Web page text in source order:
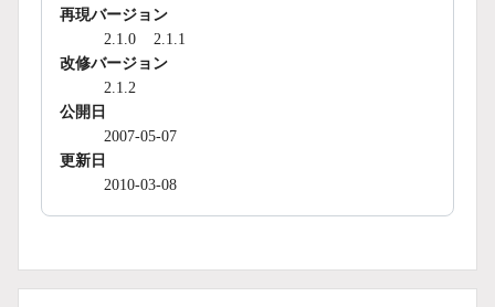
再現バージョン
2.1.0
2.1.1
改修バージョン
2.1.2
公開日
2007-05-07
更新日
2010-03-08